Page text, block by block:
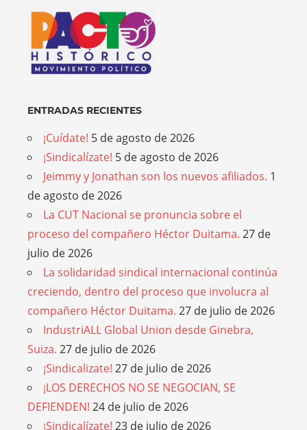
ENTRADAS RECIENTES
¡Cuídate! 5 de agosto de 2026
¡Sindicalízate! 5 de agosto de 2026
Jeimmy y Jonathan son los nuevos afiliados. 1
de agosto de 2026
La CUT Nacional se pronuncia sobre el
proceso del compañero Héctor Duitama. 27 de
julio de 2026
La solidaridad sindical internacional continúa
creciendo, dentro del proceso que involucra al
compañero Héctor Duitama. 27 de julio de 2026
IndustriALL Global Union desde Ginebra,
Suiza. 27 de julio de 2026
¡Sindicalizate! 27 de julio de 2026
¡LOS DERECHOS NO SE NEGOCIAN, SE
DEFIENDEN! 24 de julio de 2026
¡Sindicalízate! 23 de julio de 2026